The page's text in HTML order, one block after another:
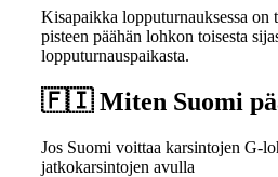
Kisapaikka lopputurnauksessa
pisteen päähän lohkon toisesta
lopputurnauspaikasta.
🇫🇮 Miten Suomi
Jos Suomi voittaa karsintojen G-
jatkokarsintojen avulla